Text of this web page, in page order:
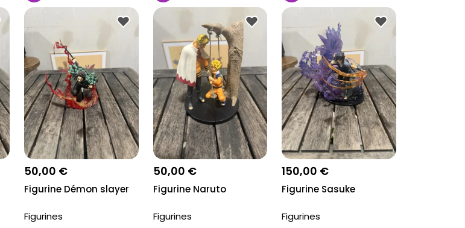
50,00 €
Figurine Démon slayer
Figurines
50,00 €
Figurine Naruto
Figurines
150,00 €
Figurine Sasuke
Figurines